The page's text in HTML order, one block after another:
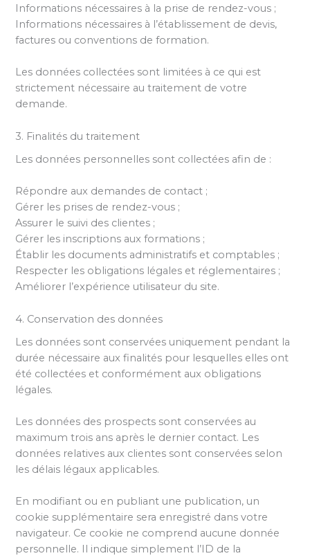
Informations nécessaires à la prise de rendez-vous ;
Informations nécessaires à l’établissement de devis,
factures ou conventions de formation.
Les données collectées sont limitées à ce qui est
strictement nécessaire au traitement de votre
demande.
3. Finalités du traitement
Les données personnelles sont collectées afin de :
Répondre aux demandes de contact ;
Gérer les prises de rendez-vous ;
Assurer le suivi des clientes ;
Gérer les inscriptions aux formations ;
Établir les documents administratifs et comptables ;
Respecter les obligations légales et réglementaires ;
Améliorer l’expérience utilisateur du site.
4. Conservation des données
Les données sont conservées uniquement pendant la
durée nécessaire aux finalités pour lesquelles elles ont
été collectées et conformément aux obligations
légales.
Les données des prospects sont conservées au
maximum trois ans après le dernier contact. Les
données relatives aux clientes sont conservées selon
les délais légaux applicables.
En modifiant ou en publiant une publication, un
cookie supplémentaire sera enregistré dans votre
navigateur. Ce cookie ne comprend aucune donnée
personnelle. Il indique simplement l’ID de la